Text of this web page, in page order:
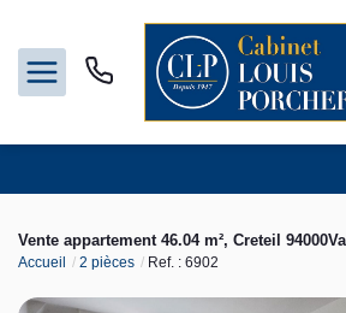
Louer
Vente appartement 46.04 m², Creteil
Accueil 2 pièces Ref. : 6902